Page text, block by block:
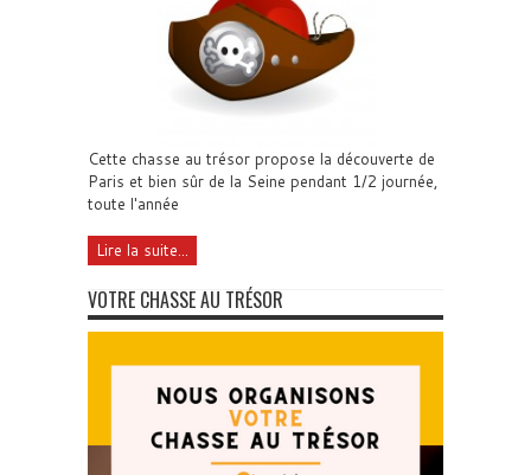
Cette chasse au trésor propose la découverte de
Paris et bien sûr de la Seine pendant 1/2 journée,
toute l'année
Lire la suite...
VOTRE CHASSE AU TRÉSOR